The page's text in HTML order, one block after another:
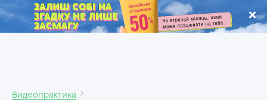
.
Видеопрактика